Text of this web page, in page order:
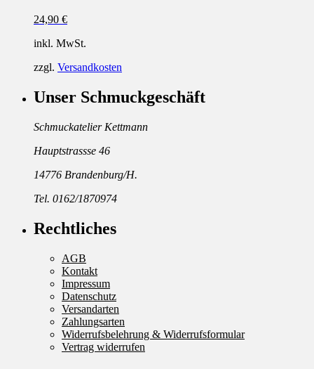
24,90 €
inkl. MwSt.
zzgl. Versandkosten
Unser Schmuckgeschäft
Schmuckatelier Kettmann
Hauptstrassse 46
14776 Brandenburg/H.
Tel. 0162/1870974
Rechtliches
AGB
Kontakt
Impressum
Datenschutz
Versandarten
Zahlungsarten
Widerrufsbelehrung & Widerrufsformular
Vertrag widerrufen